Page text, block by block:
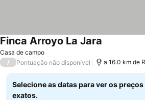
Casa de campo
Finca Arroyo La Jara
/ Pontuação não disponível a 16.0 km de
Selecione as datas para ver os preços
exatos.